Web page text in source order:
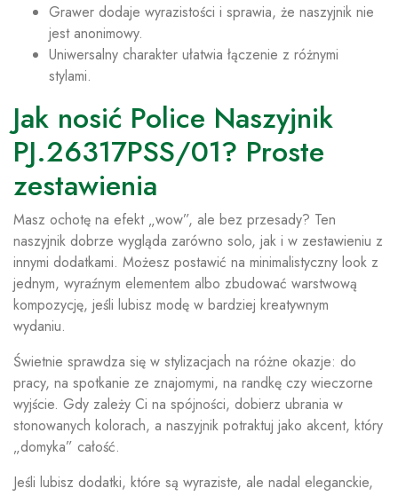
Grawer dodaje wyrazistości i sprawia, że naszyjnik nie
jest anonimowy.
Uniwersalny charakter ułatwia łączenie z różnymi
stylami.
Jak nosić Police Naszyjnik
PJ.26317PSS/01? Proste
zestawienia
Masz ochotę na efekt „wow”, ale bez przesady? Ten
naszyjnik dobrze wygląda zarówno solo, jak i w zestawieniu z
innymi dodatkami. Możesz postawić na minimalistyczny look z
jednym, wyraźnym elementem albo zbudować warstwową
kompozycję, jeśli lubisz modę w bardziej kreatywnym
wydaniu.
Świetnie sprawdza się w stylizacjach na różne okazje: do
pracy, na spotkanie ze znajomymi, na randkę czy wieczorne
wyjście. Gdy zależy Ci na spójności, dobierz ubrania w
stonowanych kolorach, a naszyjnik potraktuj jako akcent, który
„domyka” całość.
Jeśli lubisz dodatki, które są wyraziste, ale nadal eleganckie,